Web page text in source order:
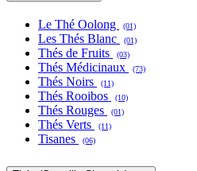
Le Thé Oolong (01)
Les Thés Blanc (01)
Thés de Fruits (03)
Thés Médicinaux (73)
Thés Noirs (11)
Thés Rooibos (10)
Thés Rouges (01)
Thés Verts (11)
Tisanes (06)